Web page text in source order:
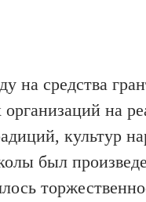
на средства
на
культур
был